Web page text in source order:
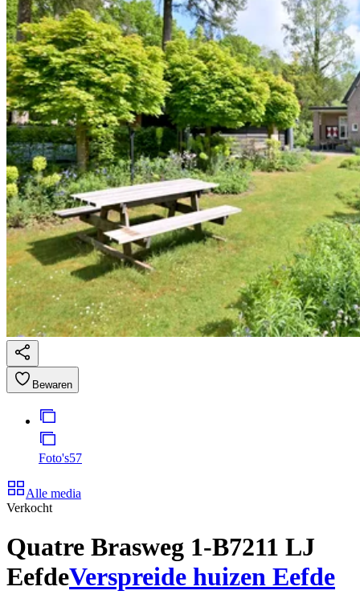
Bewaren
Foto's57
Alle media
Verkocht
Quatre Brasweg 1-B7211 LJ
EefdeVerspreide huizen Eefde